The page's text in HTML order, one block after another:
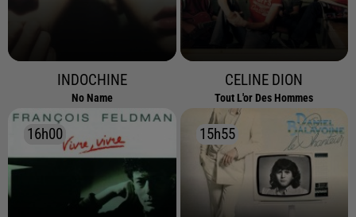
INDOCHINE
No Name
CELINE DION
Tout L'or Des Hommes
16h00
16h00 15h55
15h55